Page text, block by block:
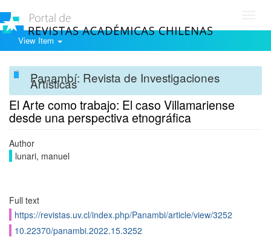
View Item
Panambí: Revista de Investigaciones
Artísticas
El Arte como trabajo: El caso Villamariense
desde una perspectiva etnográfica
Author
lunari, manuel
Full text
https://revistas.uv.cl/index.php/Panambi/article/view/3252
10.22370/panambi.2022.15.3252